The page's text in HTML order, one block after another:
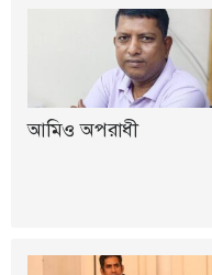
আমিও অপরাধী